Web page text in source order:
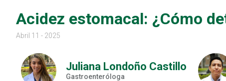
Acidez estomacal: ¿Cómo
Abril 11 - 2025
Juliana Londoño Castillo
Gastroenteróloga